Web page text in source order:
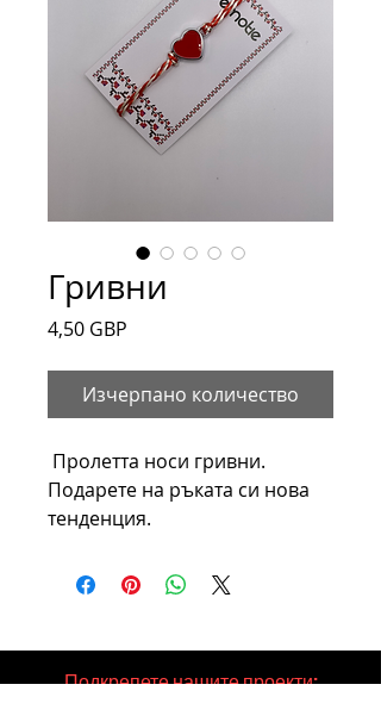
Гривни
4,50 GBP
Изчерпано количество
Пролетта носи гривни.
Подарете на ръката си нова
тенденция.
Подкрепете нашите проекти: